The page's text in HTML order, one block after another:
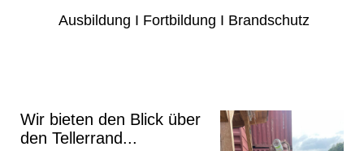
Ausbildung I Fortbildung I Brandschutz
Wir bieten den Blick über
den Tellerrand...